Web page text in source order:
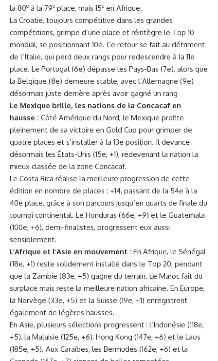
la 80e à la 79e place, mais 15e en Afrique.
La Croatie, toujours compétitive dans les grandes
compétitions, grimpe d’une place et réintègre le Top 10
mondial, se positionnant 10e. Ce retour se fait au détriment
de l’Italie, qui perd deux rangs pour redescendre à la 11e
place. Le Portugal (6e) dépasse les Pays-Bas (7e), alors que
la Belgique (8e) demeure stable, avec l’Allemagne (9e)
désormais juste derrière après avoir gagné un rang
Le Mexique brille, les nations de la Concacaf en
hausse : Côté Amérique du Nord, le Mexique profite
pleinement de sa victoire en Gold Cup pour grimper de
quatre places et s’installer à la 13e position. Il devance
désormais les États-Unis (15e, +1), redevenant la nation la
mieux classée de la zone Concacaf.
Le Costa Rica réalise la meilleure progression de cette
édition en nombre de places : +14, passant de la 54e à la
40e place, grâce à son parcours jusqu’en quarts de finale du
tournoi continental. Le Honduras (66e, +9) et le Guatemala
(100e, +6), demi-finalistes, progressent eux aussi
sensiblement.
L’Afrique et l’Asie en mouvement : En Afrique, le Sénégal
(18e, +1) reste solidement installé dans le Top 20, pendant
que la Zambie (83e, +5) gagne du terrain. Le Maroc fait du
surplace mais reste la meilleure nation africaine. En Europe,
la Norvège (33e, +5) et la Suisse (19e, +1) enregistrent
également de légères hausses.
En Asie, plusieurs sélections progressent : l’Indonésie (118e,
+5), la Malaisie (125e, +6), Hong Kong (147e, +6) et le Laos
(185e, +5). Aux Caraïbes, les Bermudes (162e, +6) et la